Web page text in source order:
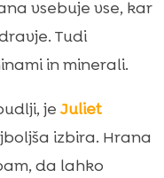
vsebuje vse, kar
Tudi
in minerali.
je Juliet
izbira. Hrana
da lahko